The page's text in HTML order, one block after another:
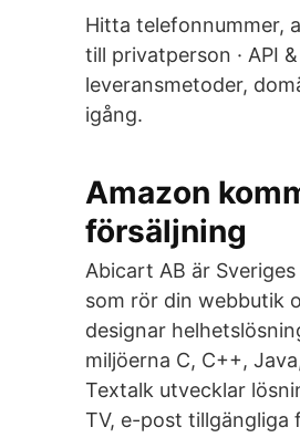
Hitta telefonnummer,
till privatperson · API
leveransmetoder,
igång.
Amazon
försäljning
Abicart AB är
som rör din webbutik
designar
miljöerna C, C++,
Textalk utvecklar
TV, e-post tillgängliga